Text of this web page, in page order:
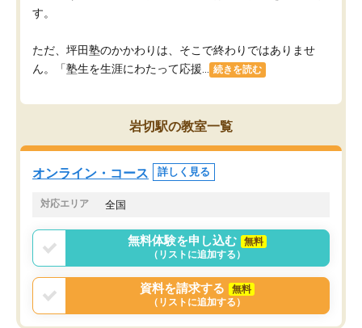
す。
ただ、坪田塾のかかわりは、そこで終わりではありませ
ん。「塾生を生涯にわたって応援...
続きを読む
岩切駅の教室一覧
オンライン・コース 詳しく見る
対応エリア 全国
無料体験を申し込む
無料
（リストに追加する）
資料を請求する
無料
（リストに追加する）